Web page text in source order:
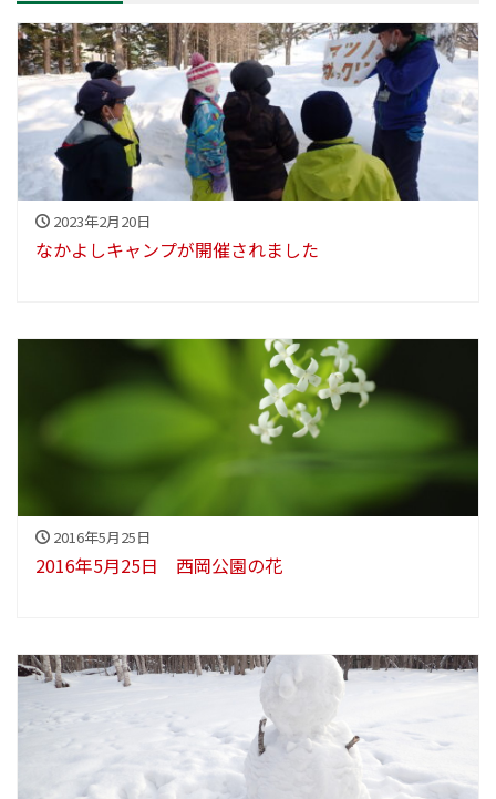
2023年2月20日
なかよしキャンプが開催されました
2016年5月25日
2016年5月25日 西岡公園の花